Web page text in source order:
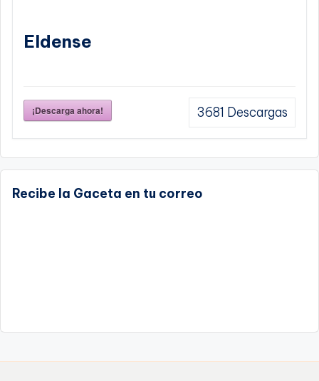
Eldense
¡Descarga ahora! 3681 Descargas
Recibe la Gaceta en tu correo